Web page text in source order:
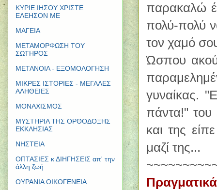
παρακαλώ
πολύ-πολύ
τον χαμό
Ώσπου
γυναίκας.
πάντα!" του
και της
μαζί της...
ΚΥΡΙΕ ΙΗΣΟΥ ΧΡΙΣΤΕ
ΕΛΕΗΣΟΝ ΜΕ
ΜΑΓΕΙΑ
ΜΕΤΑΜΟΡΦΩΣΗ ΤΟΥ
ΣΩΤΗΡΟΣ
ΜΕΤΑΝΟΙΑ - ΕΞΟΜΟΛΟΓΗΣΗ
ΜΙΚΡΕΣ ΙΣΤΟΡΙΕΣ - ΜΕΓΑΛΕΣ
ΑΛΗΘΕΙΕΣ
ΜΟΝΑΧΙΣΜΟΣ
ΜΥΣΤΗΡΙΑ ΤΗΣ ΟΡΘΟΔΟΞΗΣ
ΕΚΚΛΗΣΙΑΣ
ΝΗΣΤΕΙΑ
ΟΠΤΑΣΙΕΣ κ ΔΙΗΓΗΣΕΙΣ απ' την
άλλη ζωή
ΟΥΡΑΝΙΑ ΟΙΚΟΓΕΝΕΙΑ